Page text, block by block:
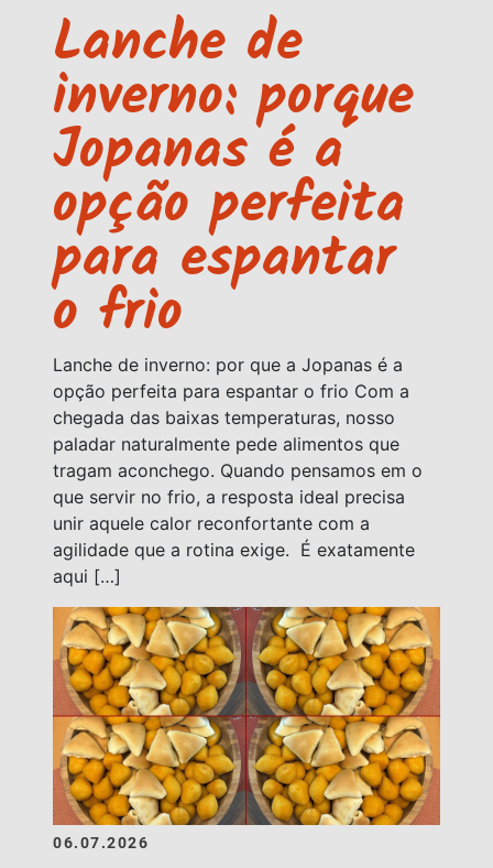
Lanche de
inverno: porque
Jopanas é a
opção perfeita
para espantar
o frio
Lanche de inverno: por que a Jopanas é a
opção perfeita para espantar o frio Com a
chegada das baixas temperaturas, nosso
paladar naturalmente pede alimentos que
tragam aconchego. Quando pensamos em o
que servir no frio, a resposta ideal precisa
unir aquele calor reconfortante com a
agilidade que a rotina exige. É exatamente
aqui […]
06.07.2026